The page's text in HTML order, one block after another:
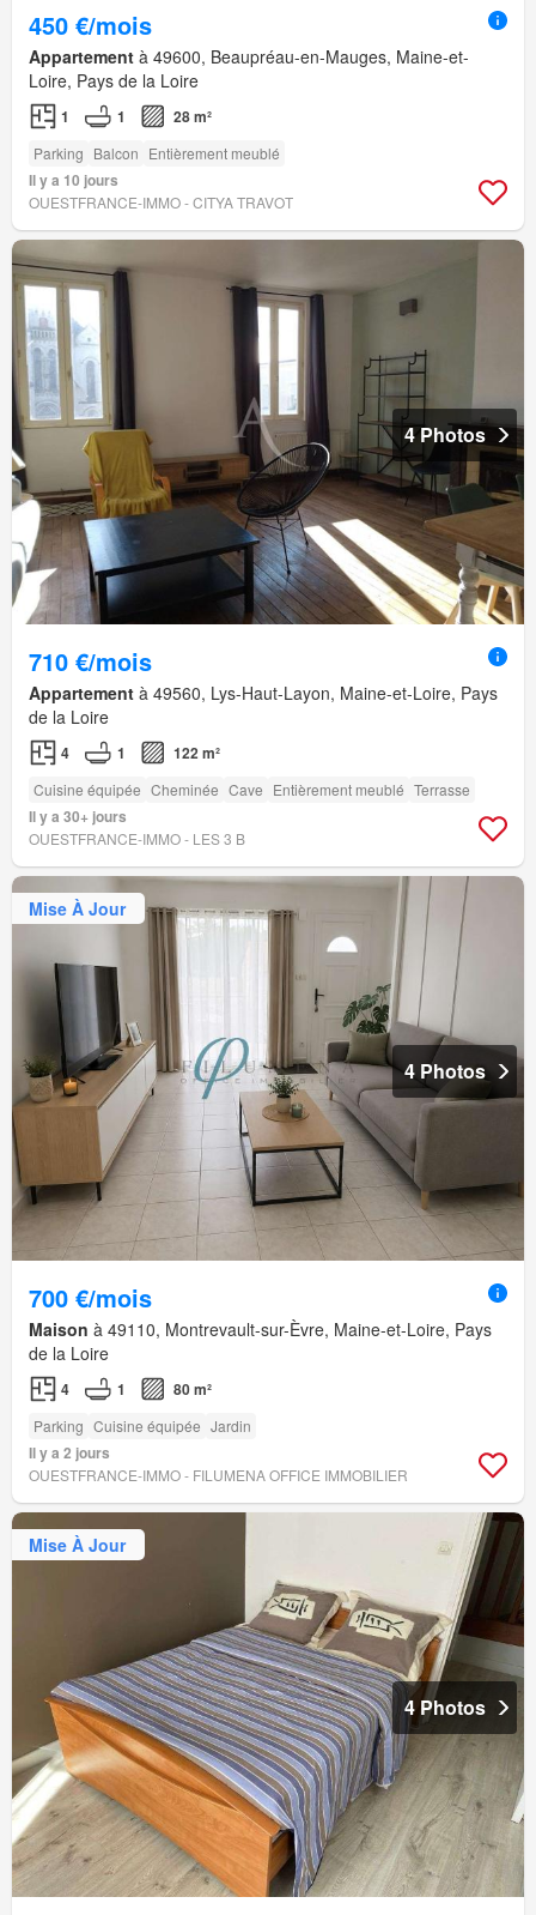
450 €/mois
Appartement à 49600, Beaupréau-en-Mauges, Maine-et-
Loire, Pays de la Loire
1 1 28 m²
Parking Balcon Entièrement meublé
Il y a 10 jours
OUESTFRANCE-IMMO - CITYA TRAVOT
4 Photos
710 €/mois
Appartement à 49560, Lys-Haut-Layon, Maine-et-Loire, Pays
de la Loire
4 1 122 m²
Cuisine équipée Cheminée Cave Entièrement meublé Terrasse
Il y a 30+ jours
OUESTFRANCE-IMMO - LES 3 B
Mise À Jour
4 Photos
700 €/mois
Maison à 49110, Montrevault-sur-Èvre, Maine-et-Loire, Pays
de la Loire
4 1 80 m²
Parking Cuisine équipée Jardin
Il y a 2 jours
OUESTFRANCE-IMMO - FILUMENA OFFICE IMMOBILIER
Mise À Jour
4 Photos